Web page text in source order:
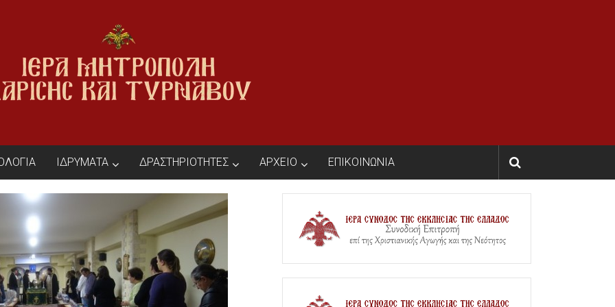
ΙΔΡΥΜΑΤΑ ΔΡΑΣΤΗΡΙΟΤΗΤΕΣ ΑΡΧΕΙΟ ΕΠΙΚΟΙΝΩΝΙΑ